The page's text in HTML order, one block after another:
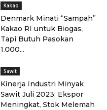
Kakao
Denmark Minati “Sampah”
Kakao RI untuk Biogas,
Tapi Butuh Pasokan
1.000...
Sawit
Kinerja Industri Minyak
Sawit Juli 2023: Ekspor
Meningkat, Stok Melemah